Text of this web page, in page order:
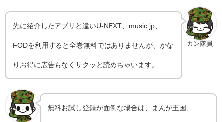
カン隊員
先に紹介したアプリと違いU-NEXT、music.jp、
FODを利用すると全巻無料ではありませんが、かな
りお得に広告もなくサクッと読めちゃいます。
無料お試し登録が面倒な場合は、まんが王国、